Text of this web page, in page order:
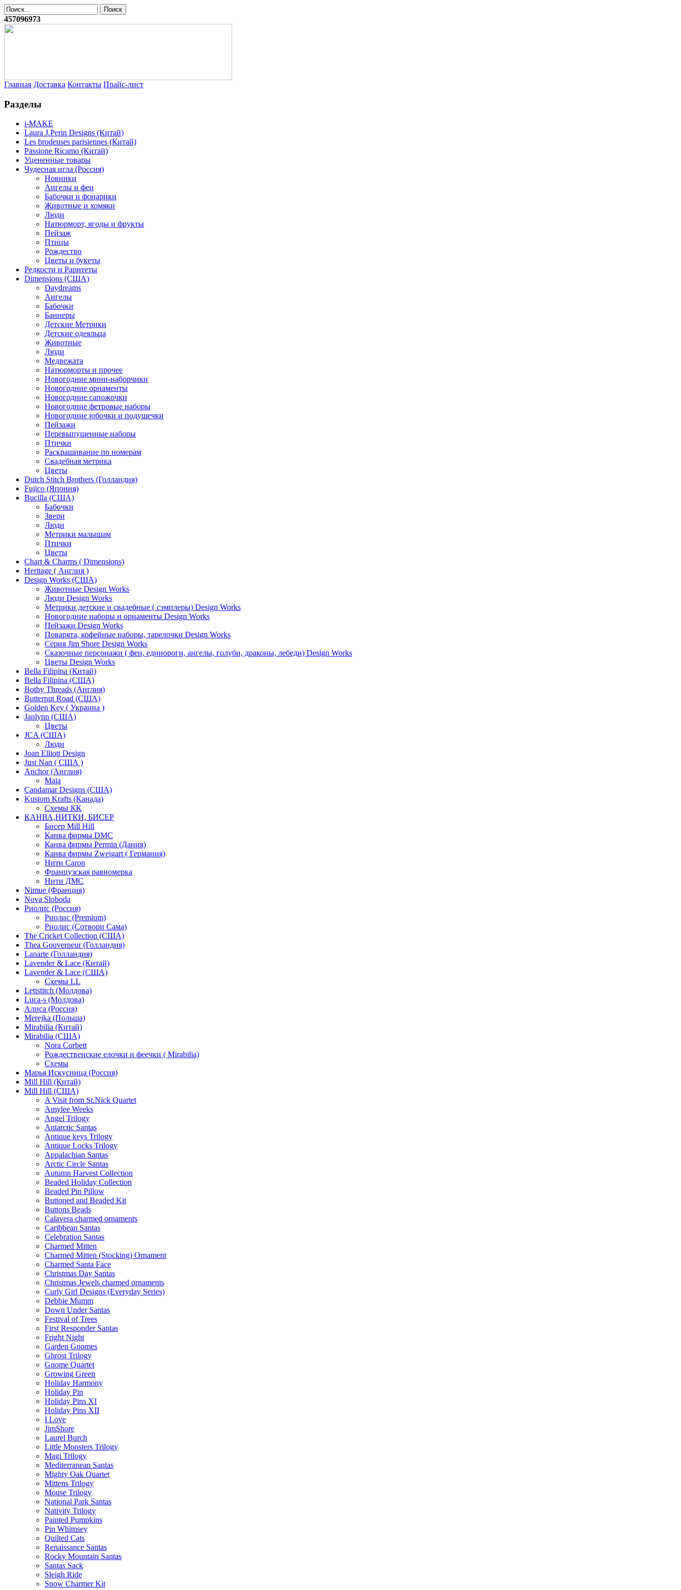
457096973
Главная Доставка Контакты Прайс-лист
Разделы
i-MAKE
Laura J.Perin Designs (Китай)
Les brodeuses parisiennes (Китай)
Passione Ricamo (Китай)
Уцененные товары
Чудесная игла (Россия)
Новинки
Ангелы и феи
Бабочки и фонарики
Животные и хомяки
Люди
Натюрморт, ягоды и фрукты
Пейзаж
Птицы
Рождество
Цветы и букеты
Редкости и Раритеты
Dimensions (США)
Daydreams
Ангелы
Бабочки
Баннеры
Детские Метрики
Детские одеяльца
Животные
Люди
Медвежата
Натюрморты и прочее
Новогодние мини-наборчики
Новогодние орнаменты
Новогодние сапожочки
Новогодние фетровые наборы
Новогодние юбочки и подушечки
Пейзажи
Перевыпущенные наборы
Птички
Раскрашивание по номерам
Свадебная метрика
Цветы
Dutch Stitch Brothers (Голландия)
Fujico (Япония)
Bucilla (США)
Бабочки
Звери
Люди
Метрики малышам
Птички
Цветы
Chart & Charms ( Dimensions)
Heritage ( Англия )
Design Works (США)
Животные Design Works
Люди Design Works
Метрики детские и свадебные ( сэмплеры) Design Works
Новогодние наборы и орнаменты Design Works
Пейзажи Design Works
Поварята, кофейные наборы, тарелочки Design Works
Серия Jim Shore Design Works
Сказочные персонажи ( феи, единороги, ангелы, голуби, драконы, лебеди) Design Works
Цветы Design Works
Bella Filipina (Китай)
Bella Filipina (США)
Bothy Threads (Англия)
Butternut Road (США)
Golden Key ( Украина )
Janlynn (США)
Цветы
JCA (США)
Люди
Joan Elliott Design
Just Nan ( США )
Anchor (Англия)
Maia
Candamar Designs (США)
Kustom Krafts (Канада)
Схемы КК
КАНВА,НИТКИ, БИСЕР
Бисер Mill Hill
Канва фирмы DMC
Канва фирмы Permin (Дания)
Канва фирмы Zweigart ( Германия)
Нити Caron
Французская равномерка
Нити ДМС
Nimue (Франция)
Nova Sloboda
Риолис (Россия)
Риолис (Premium)
Риолис (Сотвори Сама)
The Cricket Collection (США)
Thea Gouverneur (Голландия)
Lanarte (Голландия)
Lavender & Lace (Китай)
Lavender & Lace (США)
Схемы LL
Letistitch (Молдова)
Luca-s (Молдова)
Алиса (Россия)
Merejka (Польша)
Mirabilia (Китай)
Mirabilia (США)
Nora Corbett
Рождественские елочки и феечки ( Mirabilia)
Схемы
Марья Искусница (Россия)
Mill Hill (Китай)
Mill Hill (США)
A Visit from St.Nick Quartet
Amylee Weeks
Angel Trilogy
Antarctic Santas
Antique keys Trilogy
Antique Locks Trilogy
Appalachian Santas
Arctic Circle Santas
Autumn Harvest Collection
Beaded Holiday Collection
Beaded Pin Pillow
Buttoned and Beaded Kit
Buttons Beads
Calavera charmed ornaments
Caribbean Santas
Celebration Santas
Charmed Mitten
Charmed Mitten (Stocking) Ornament
Charmed Santa Face
Christmas Day Santas
Christmas Jewels charmed ornaments
Curly Girl Designs (Everyday Series)
Debbie Mumm
Down Under Santas
Festival of Trees
First Responder Santas
Fright Night
Garden Gnomes
Ghrost Trilogy
Gnome Quartet
Growing Green
Holiday Harmony
Holiday Pin
Holiday Pins XI
Holiday Pins XII
I Love
JimShore
Laurel Burch
Little Monsters Trilogy
Magi Trilogy
Mediterranean Santas
Mighty Oak Quartet
Mittens Trilogy
Mouse Trilogy
National Park Santas
Nativity Trilogy
Painted Pumpkins
Pin Whimsey
Quilted Cats
Renaissance Santas
Rocky Mountain Santas
Santas Sack
Sleigh Ride
Snow Charmer Kit